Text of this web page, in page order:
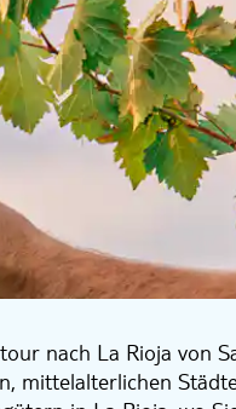
nach La Rioja von
mittelalterlichen